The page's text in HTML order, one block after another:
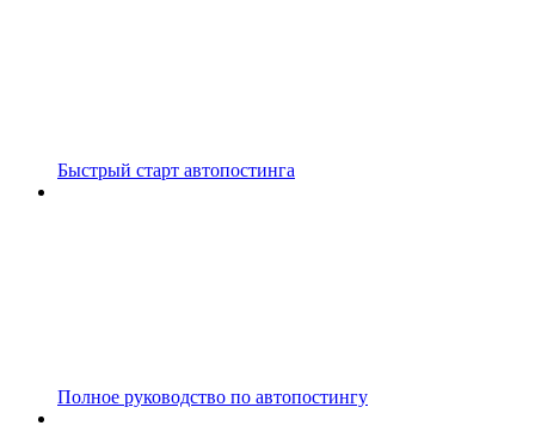
Быстрый старт автопостинга
Полное руководство по автопостингу